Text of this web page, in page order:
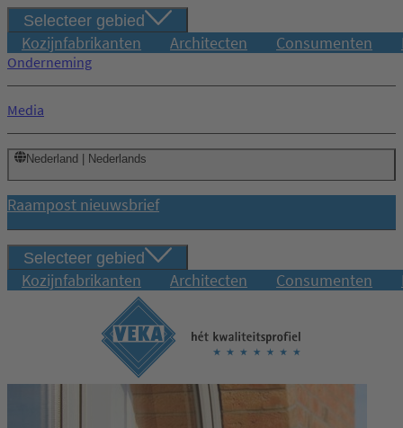
Selecteer gebied
Kozijnfabrikanten Architecten Consumenten
Onderneming
Media
Nederland | Nederlands
Raampost nieuwsbrief
Selecteer gebied
Kozijnfabrikanten Architecten Consumenten